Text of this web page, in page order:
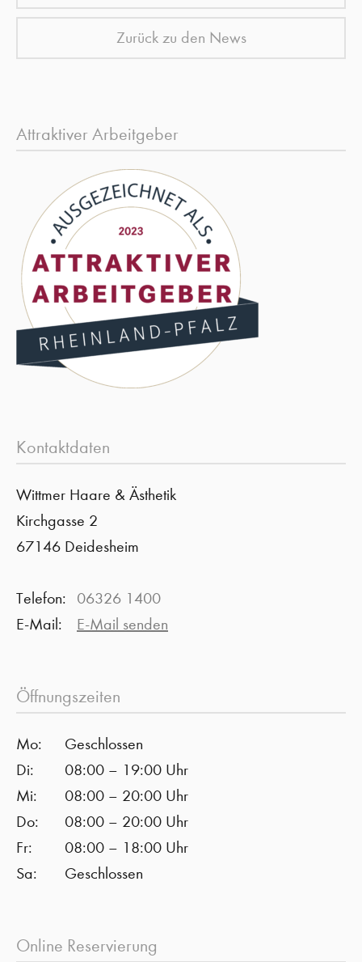
Zurück zu den News
Attraktiver Arbeitgeber
Kontaktdaten
Wittmer Haare & Ästhetik
Kirchgasse 2
67146 Deidesheim
Telefon:
06326 1400
E-Mail:
E-Mail senden
Öffnungszeiten
Mo:
Geschlossen
Di:
08:00 – 19:00 Uhr
Mi:
08:00 – 20:00 Uhr
Do:
08:00 – 20:00 Uhr
Fr:
08:00 – 18:00 Uhr
Sa:
Geschlossen
Online Reservierung